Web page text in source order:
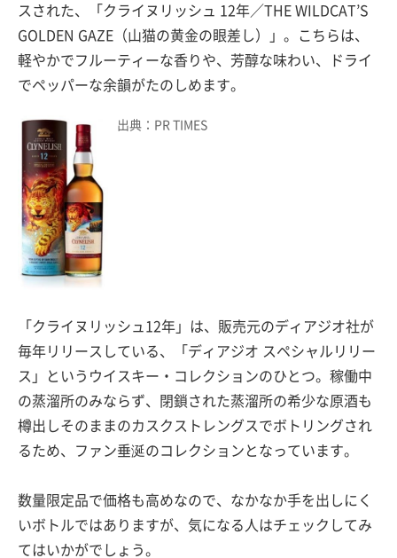
スされた、「クライヌリッシュ 12年／THE WILDCAT’S
GOLDEN GAZE（山猫の黄金の眼差し）」。こちらは、
軽やかでフルーティーな香りや、芳醇な味わい、ドライ
でペッパーな余韻がたのしめます。
出典：PR TIMES
「クライヌリッシュ12年」は、販売元のディアジオ社が
毎年リリースしている、「ディアジオ スペシャルリリー
ス」というウイスキー・コレクションのひとつ。稼働中
の蒸溜所のみならず、閉鎖された蒸溜所の希少な原酒も
樽出しそのままのカスクストレングスでボトリングされ
るため、ファン垂涎のコレクションとなっています。
数量限定品で価格も高めなので、なかなか手を出しにく
いボトルではありますが、気になる人はチェックしてみ
てはいかがでしょう。